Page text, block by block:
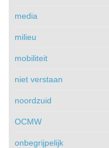
media
milieu
mobiliteit
niet verstaan
noordzuid
OCMW
onbegrijpelijk